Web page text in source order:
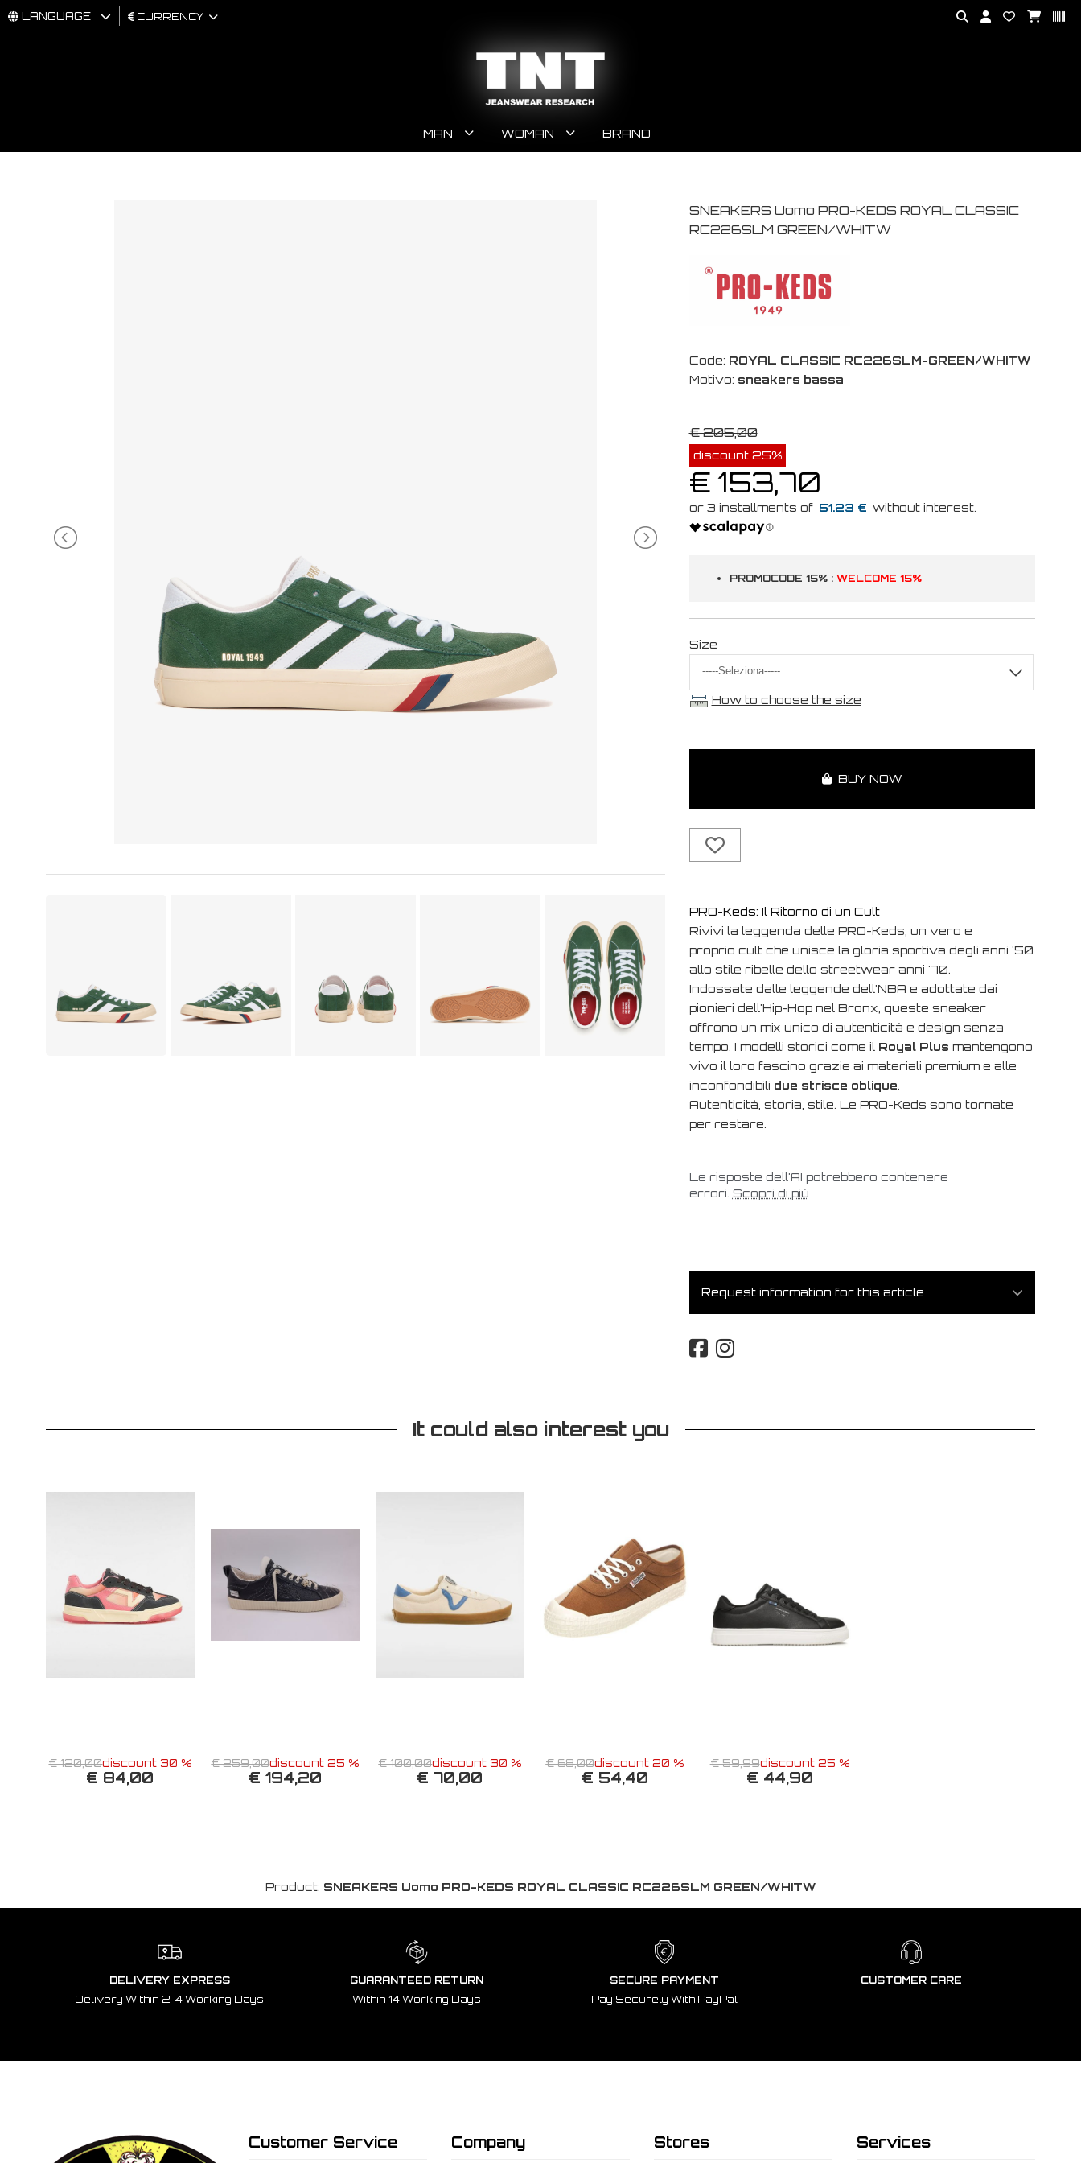
LANGUAGE CURRENCY
MAN WOMAN BRAND
SNEAKERS Uomo PRO-KEDS ROYAL CLASSIC
RC226SLM GREEN/WHITW
Code: ROYAL CLASSIC RC226SLM-GREEN/WHITW
Motivo: sneakers bassa
€ 205,00
discount 25%
€ 153,70
51.23 €
PROMOCODE 15% : WELCOME 15%
Size
How to choose the size
BUY NOW
PRO-Keds: Il Ritorno di un Cult
Rivivi la leggenda delle PRO-Keds, un vero e
proprio cultche unisce la gloria sportiva degli anni '50
allo stile ribelle dello streetwear anni '70.
Indossate dalle leggende dell'NBA e adottate dai
pionieri dell'Hip-Hop nel Bronx, queste sneaker
offrono un mix unico di autenticità e design senza
tempo. I modelli storici come il Royal Plus mantengono
vivo il loro fascino grazie ai materiali premium e alle
inconfondibili due strisce oblique.
Autenticità, storia, stile. Le PRO-Keds sono tornate
per restare.
Le risposte dell'AI potrebbero contenere
errori. Scopri di più
Request information for this article
It could also interest you
€ 120,00discount 30 %
€ 84,00
€ 259,00discount 25 %
€ 194,20
€ 100,00discount 30 %
€ 70,00
€ 68,00discount 20 %
€ 54,40
€ 59,99discount 25 %
€ 44,90
Product: SNEAKERS Uomo PRO-KEDS ROYAL CLASSIC RC226SLM GREEN/WHITW
DELIVERY EXPRESS
Delivery Within 2-4 Working Days
GUARANTEED RETURN
Within 14 Working Days
SECURE PAYMENT
Pay Securely With PayPal
CUSTOMER CARE
Customer Service Company Stores Services